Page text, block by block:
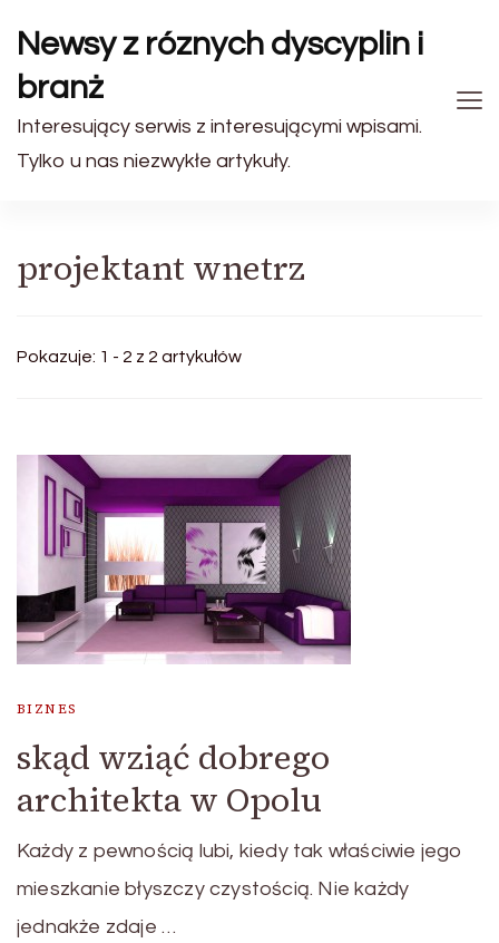
Newsy z róznych dyscyplin i
branż
Interesujący serwis z interesującymi wpisami.
Tylko u nas niezwykłe artykuły.
projektant wnetrz
Pokazuje: 1 - 2 z 2 artykułów
BIZNES
skąd wziąć dobrego
architekta w Opolu
Każdy z pewnością lubi, kiedy tak właściwie jego
mieszkanie błyszczy czystością. Nie każdy
jednakże zdaje …